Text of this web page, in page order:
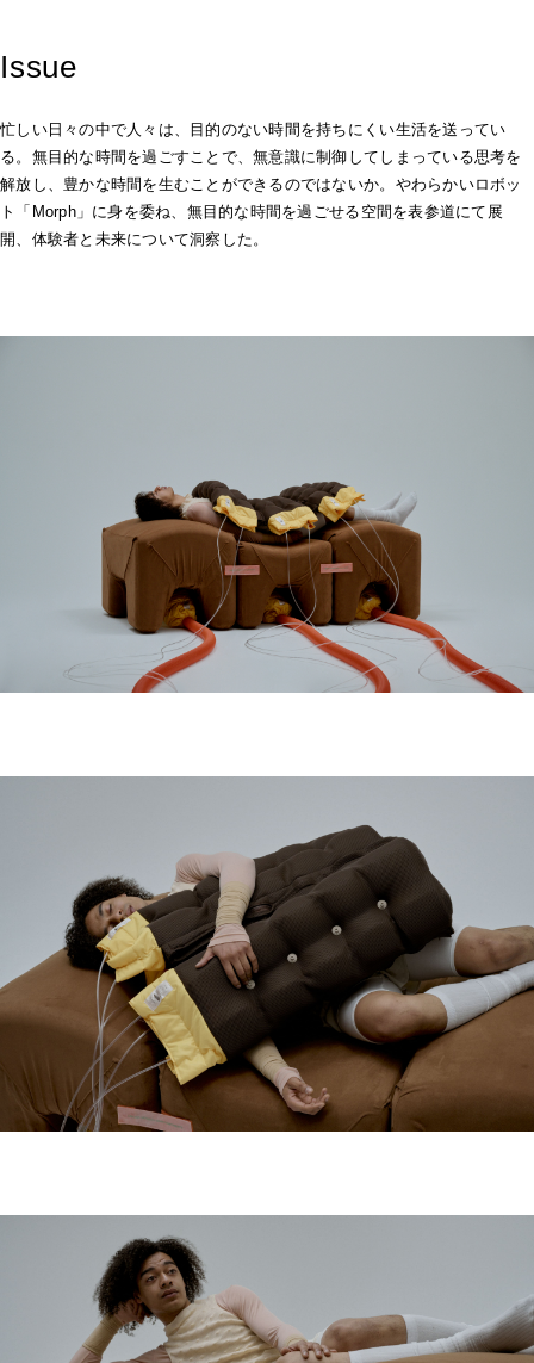
Issue
忙しい日々の中で人々は、目的のない時間を持ちにくい生活を送ってい
る。無目的な時間を過ごすことで、無意識に制御してしまっている思考を
解放し、豊かな時間を生むことができるのではないか。やわらかいロボッ
ト「Morph」に身を委ね、無目的な時間を過ごせる空間を表参道にて展
開、体験者と未来について洞察した。